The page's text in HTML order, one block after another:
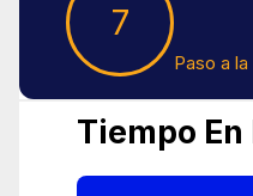
7
Paso a
Tiempo